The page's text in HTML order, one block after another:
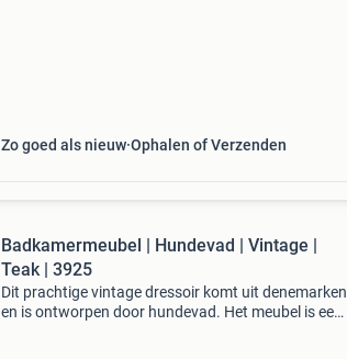
Zo goed als nieuw Ophalen of Verzenden
Badkamermeubel | Hundevad | Vintage |
Teak | 3925
Dit prachtige vintage dressoir komt uit denemarken
en is ontworpen door hundevad. Het meubel is een